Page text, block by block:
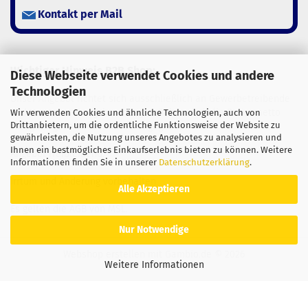
Diese Webseite verwendet Cookies und andere
Technologien
Wir verwenden Cookies und ähnliche Technologien, auch von
Drittanbietern, um die ordentliche Funktionsweise der Website zu
gewährleisten, die Nutzung unseres Angebotes zu analysieren und
Ihnen ein bestmögliches Einkaufserlebnis bieten zu können. Weitere
Informationen finden Sie in unserer Datenschutzerklärung.
Alle Akzeptieren
Nur Notwendige
Weitere Informationen
Kontakt per Mail
Wichtiger Hinweis B2B Shop:
Unser Angebot richtet sich ausschließlich an Gewerbetreibende
und Vorsteuer­abzugs­berechtigte. Daher sind alle Preise netto
zuzüglich gesetzlicher MwSt. angegeben.
Angebot freibleibend.
Irrtum und Änderung vorbehalten.